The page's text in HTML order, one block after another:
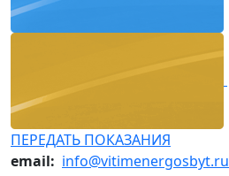
ПЕРЕДАТЬ ПОКАЗАНИЯ
email: info@vitimenergosbyt.ru